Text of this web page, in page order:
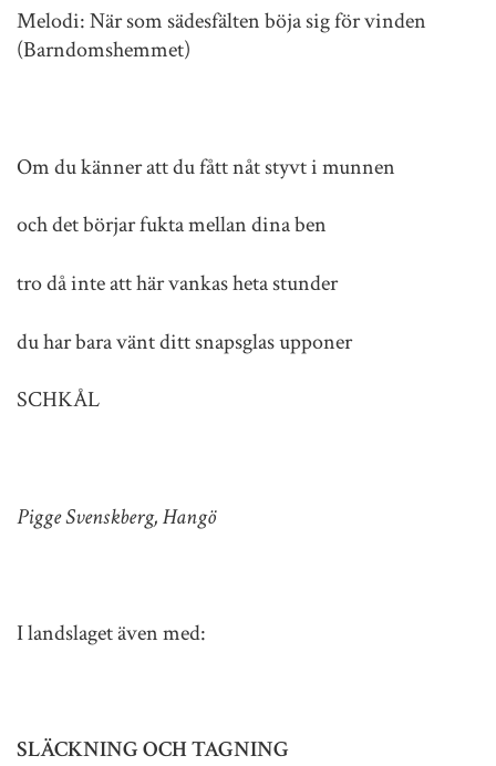
Melodi: När som sädesfälten böja sig för vinden
(Barndomshemmet)
Om du känner att du fått nåt styvt i munnen
och det börjar fukta mellan dina ben
tro då inte att här vankas heta stunder
du har bara vänt ditt snapsglas upponer
SCHKÅL
Pigge Svenskberg, Hangö
I landslaget även med:
SLÄCKNING OCH TAGNING